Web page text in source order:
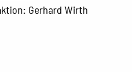
Gerhard Wirth